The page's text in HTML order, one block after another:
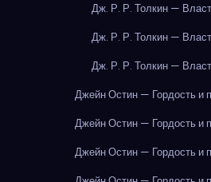
Дж. Р. Р. Толкин —
Дж. Р. Р. Толкин —
Дж. Р. Р. Толкин —
Джейн Остин — Гордость и
Джейн Остин — Гордость и
Джейн Остин — Гордость и